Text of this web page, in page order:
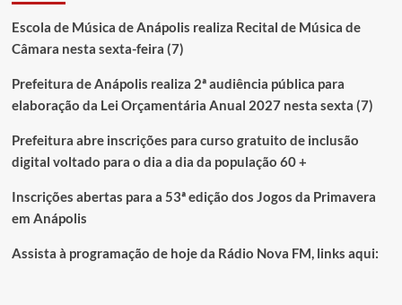
Escola de Música de Anápolis realiza Recital de Música de
Câmara nesta sexta-feira (7)
Prefeitura de Anápolis realiza 2ª audiência pública para
elaboração da Lei Orçamentária Anual 2027 nesta sexta (7)
Prefeitura abre inscrições para curso gratuito de inclusão
digital voltado para o dia a dia da população 60 +
Inscrições abertas para a 53ª edição dos Jogos da Primavera
em Anápolis
Assista à programação de hoje da Rádio Nova FM, links aqui: